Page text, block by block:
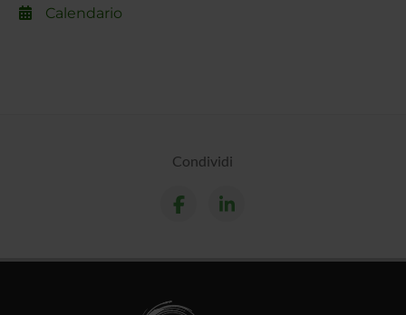
Calendario
Condividi